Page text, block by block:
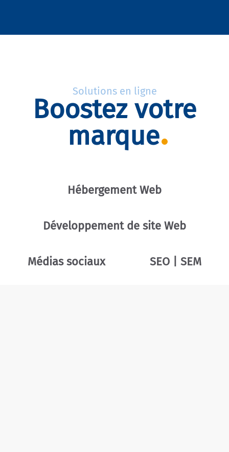
Solutions en ligne
Boostez votre
marque
Hébergement Web
Développement de site Web
Médias sociaux SEO | SEM